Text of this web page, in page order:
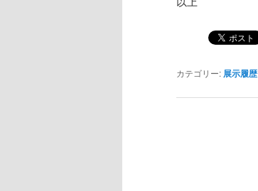
カテゴリー: 展示履歴